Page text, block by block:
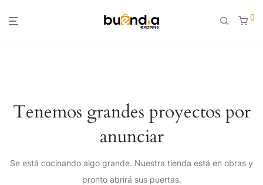
0
Tenemos grandes proyectos por
anunciar
Se está cocinando algo grande. Nuestra tienda está en obras y
pronto abrirá sus puertas.